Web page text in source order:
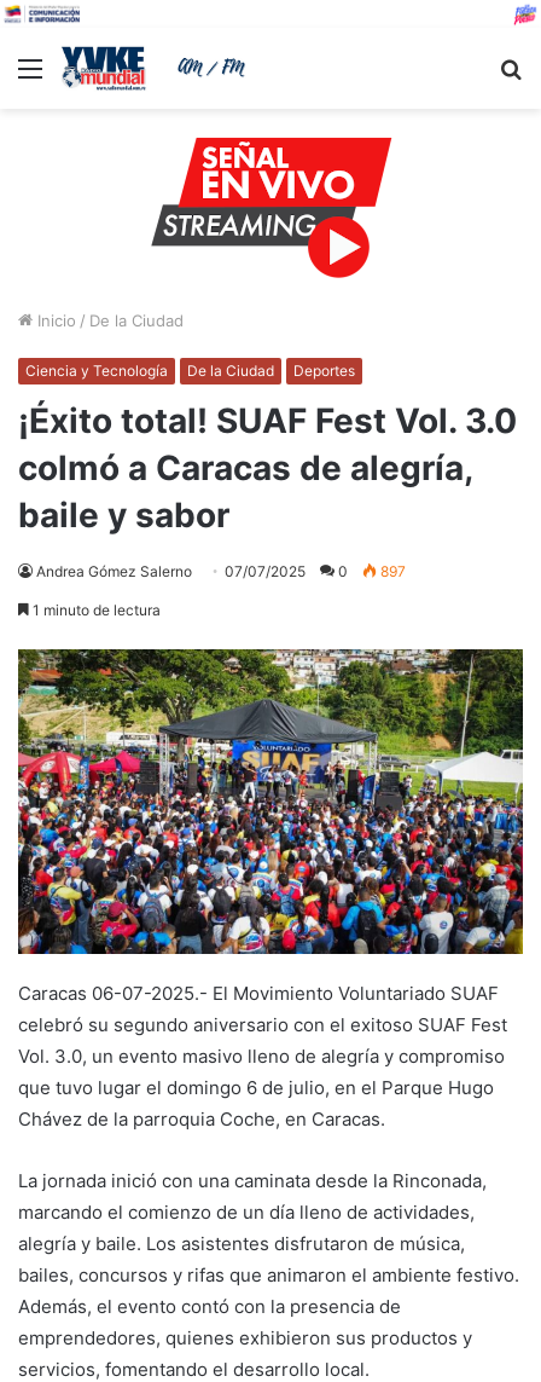
Menu
Inicio / De la Ciudad
Ciencia y Tecnología De la Ciudad Deportes
¡Éxito total! SUAF Fest Vol. 3.0
colmó a Caracas de alegría,
baile y sabor
Andrea Gómez Salerno 07/07/2025 0 897
1 minuto de lectura
Caracas 06-07-2025.- El Movimiento Voluntariado SUAF
celebró su segundo aniversario con el exitoso SUAF Fest
Vol. 3.0, un evento masivo lleno de alegría y compromiso
que tuvo lugar el domingo 6 de julio, en el Parque Hugo
Chávez de la parroquia Coche, en Caracas.
La jornada inició con una caminata desde la Rinconada,
marcando el comienzo de un día lleno de actividades,
alegría y baile. Los asistentes disfrutaron de música,
bailes, concursos y rifas que animaron el ambiente festivo.
Además, el evento contó con la presencia de
emprendedores, quienes exhibieron sus productos y
servicios, fomentando el desarrollo local.